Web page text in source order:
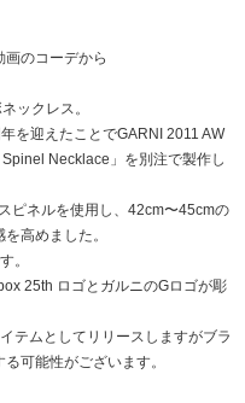
のコーデから
ックレス。
を迎えたことでGARNI 2011 AW
Necklace」を別注で製作し
ピネルを使用し、42cm〜45cmの
高めました。
。
25th ロゴとガルニのGロゴが彫
テムとしてリリースしますがブラ
可能性がございます。